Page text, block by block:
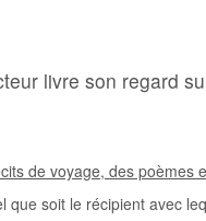
livre son regard
de voyage, des
que soit le récipient